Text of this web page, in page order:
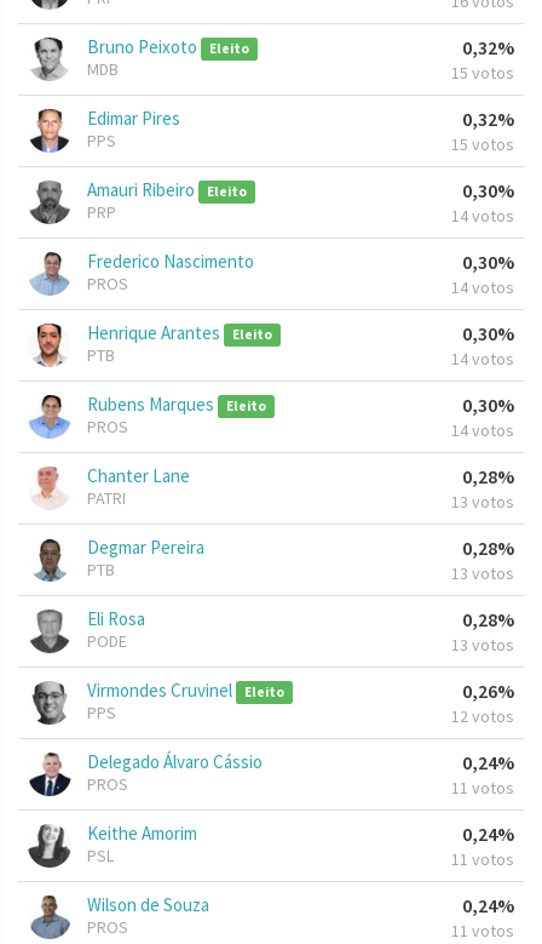
Bruno Peixoto Eleito
MDB
0,32%
15 votos
Edimar Pires
PPS
0,32%
15 votos
Amauri Ribeiro Eleito
PRP
0,30%
14 votos
Frederico Nascimento
PROS
0,30%
14 votos
Henrique Arantes Eleito
PTB
0,30%
14 votos
Rubens Marques Eleito
PROS
0,30%
14 votos
Chanter Lane
PATRI
0,28%
13 votos
Degmar Pereira
PTB
0,28%
13 votos
Eli Rosa
PODE
0,28%
13 votos
Virmondes Cruvinel Eleito
PPS
0,26%
12 votos
Delegado Álvaro Cássio
PROS
0,24%
11 votos
Keithe Amorim
PSL
0,24%
11 votos
Wilson de Souza
PROS
0,24%
11 votos